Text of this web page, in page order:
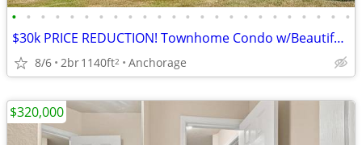
• • • • • • • • • • • • • • • • • • • • • • • •
$30k PRICE REDUCTION! Townhome Condo w/Beautiful Lake Views!
8/6 2br1140ft2 Anchorage
$320,000